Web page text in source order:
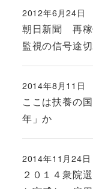
朝日新聞 再
監視の信号途
投稿日
2012年6月24日
ここは扶養の
年」か
投稿日
2014年8月11日
２０１４衆院
投稿日
2014年11月24日